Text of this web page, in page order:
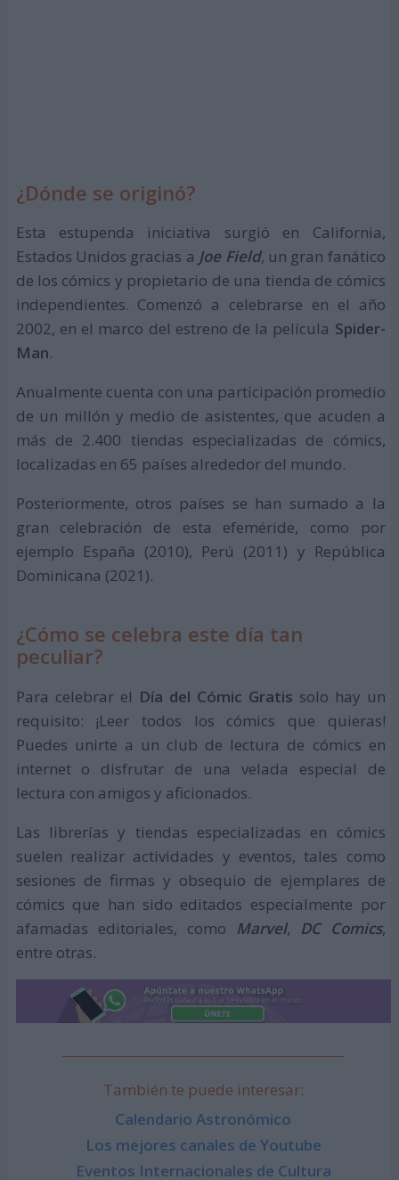
¿Dónde se originó?
Esta estupenda iniciativa surgió en California,
Estados Unidos gracias a Joe Field, un gran fanático
de los cómics y propietario de una tienda de cómics
independientes. Comenzó a celebrarse en el año
2002, en el marco del estreno de la película Spider-
Man.
Anualmente cuenta con una participación promedio
de un millón y medio de asistentes, que acuden a
más de 2.400 tiendas especializadas de cómics,
localizadas en 65 países alrededor del mundo.
Posteriormente, otros países se han sumado a la
gran celebración de esta efeméride, como por
ejemplo España (2010), Perú (2011) y República
Dominicana (2021).
¿Cómo se celebra este día tan
peculiar?
Para celebrar el Día del Cómic Gratis solo hay un
requisito: ¡Leer todos los cómics que quieras!
Puedes unirte a un club de lectura de cómics en
internet o disfrutar de una velada especial de
lectura con amigos y aficionados.
Las librerías y tiendas especializadas en cómics
suelen realizar actividades y eventos, tales como
sesiones de firmas y obsequio de ejemplares de
cómics que han sido editados especialmente por
afamadas editoriales, como
Marvel, DC Comics,
entre otras.
También te puede interesar:
Calendario Astronómico
Los mejores canales de Youtube
Eventos Internacionales de Cultura